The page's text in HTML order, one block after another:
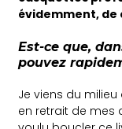
évidemment, de
Est-ce que,
pouvez
Je viens du milieu
en retrait de mes